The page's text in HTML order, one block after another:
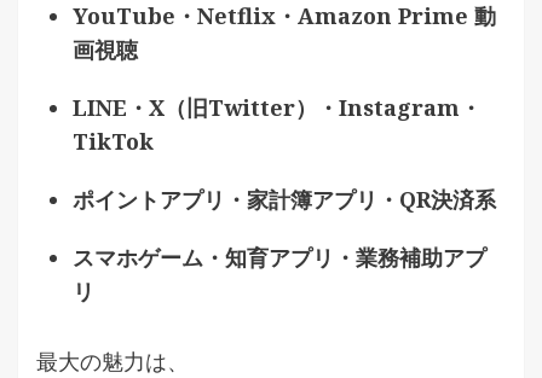
YouTube・Netflix・Amazon Prime 動
画視聴
LINE・X（旧Twitter）・Instagram・
TikTok
ポイントアプリ・家計簿アプリ・QR決済系
スマホゲーム・知育アプリ・業務補助アプ
リ
最大の魅力は、